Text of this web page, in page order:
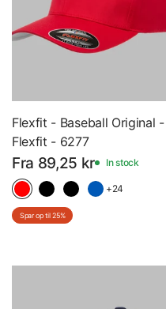
Flexfit - Baseball Original -
Flexfit - 6277
Fra 89,25 kr In stock
+24
Spar op til 25%